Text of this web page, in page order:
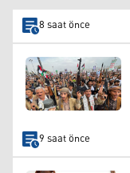
8 saat önce
9 saat önce